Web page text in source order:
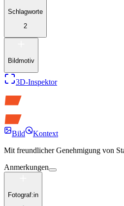
Schlagworte
2
Bildmotiv
3D-Inspektor
Bild
Kontext
Mit freundlicher Genehmigung von
Anmerkungen
Fotograf:in